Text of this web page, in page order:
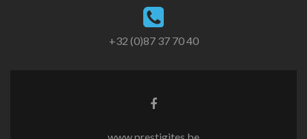
+32 (0)87 37 70 40
Lien